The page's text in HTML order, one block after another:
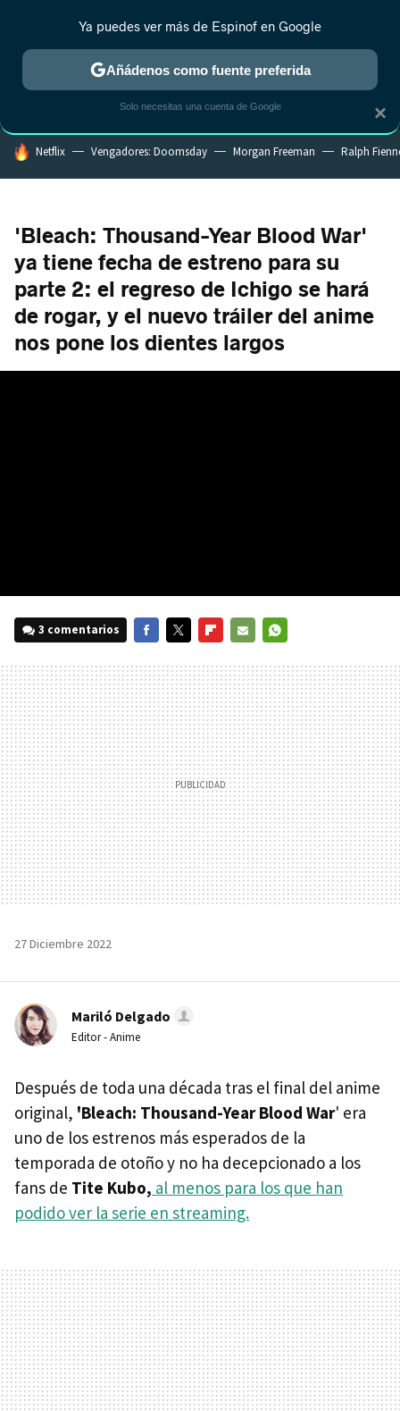
MENÚ NUEVO
ESTRENOS REALITY ANIME RANKINGS CINE
HOY SE HABLA DE
Netflix Vengadores: Doomsday Morgan Freeman Ralph
'Bleach: Thousand-Year Blood War'
ya tiene fecha de estreno para su
parte 2: el regreso de Ichigo se hará
de rogar, y el nuevo tráiler del anime
nos pone los dientes largos
3 comentarios
MAIL
27 Diciembre 2022
Mariló Delgado
Editor - Anime
Después de toda una década tras el final del anime
original, 'Bleach: Thousand-Year Blood War' era
uno de los estrenos más esperados de la
temporada de otoño y no ha decepcionado a los
fans de Tite Kubo, al menos para los que han
podido ver la serie en streaming.
×
Ya puedes ver más de Espinof en Google
Añádenos como fuente preferida
Solo necesitas una cuenta de Google